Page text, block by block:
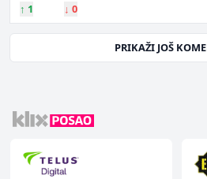
↑ 1 ↓ 0
PRIKAŽI JOŠ